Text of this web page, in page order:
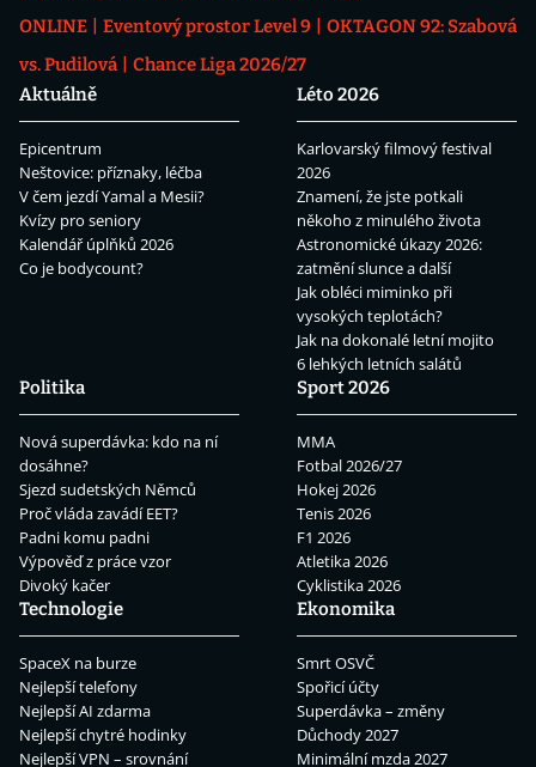
ONLINE
Eventový prostor Level 9
OKTAGON 92: Szabová
vs. Pudilová
Chance Liga 2026/27
Aktuálně
Epicentrum
Neštovice: příznaky, léčba
V čem jezdí Yamal a Mesii?
Kvízy pro seniory
Kalendář úplňků 2026
Co je bodycount?
Léto 2026
Karlovarský filmový festival
2026
Znamení, že jste potkali
někoho z minulého života
Astronomické úkazy 2026:
zatmění slunce a další
Jak obléci miminko při
vysokých teplotách?
Jak na dokonalé letní mojito
6 lehkých letních salátů
Politika
Nová superdávka: kdo na ní
dosáhne?
Sjezd sudetských Němců
Proč vláda zavádí EET?
Padni komu padni
Výpověď z práce vzor
Divoký kačer
Sport 2026
MMA
Fotbal 2026/27
Hokej 2026
Tenis 2026
F1 2026
Atletika 2026
Cyklistika 2026
Technologie
SpaceX na burze
Nejlepší telefony
Nejlepší AI zdarma
Nejlepší chytré hodinky
Nejlepší VPN – srovnání
Ekonomika
Smrt OSVČ
Spořicí účty
Superdávka – změny
Důchody 2027
Minimální mzda 2027